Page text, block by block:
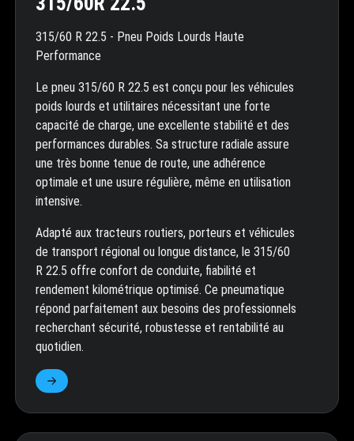
315/60 R 22.5 - Pneu Poids Lourds Haute
Performance
Le pneu 315/60 R 22.5 est conçu pour les véhicules
poids lourds et utilitaires nécessitant une forte
capacité de charge, une excellente stabilité et des
performances durables. Sa structure radiale assure
une très bonne tenue de route, une adhérence
optimale et une usure régulière, même en utilisation
intensive.
Adapté aux tracteurs routiers, porteurs et véhicules
de transport régional ou longue distance, le 315/60
R 22.5 offre confort de conduite, fiabilité et
rendement kilométrique optimisé. Ce pneumatique
répond parfaitement aux besoins des professionnels
recherchant sécurité, robustesse et rentabilité au
quotidien.